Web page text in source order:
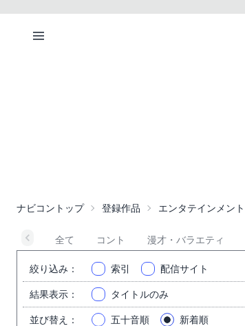
ナビコントップ 登録作品 エンタテインメント
全て コント 漫才・バラエティ
絞り込み ： 索引 配信サイト
結果表示 ： タイトルのみ
並び替え ： 五十音順 新着順